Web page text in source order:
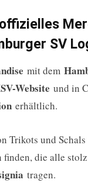
SV
mit dem
Website und in
erhältlich.
Trikots und
finden, die alle
tragen.